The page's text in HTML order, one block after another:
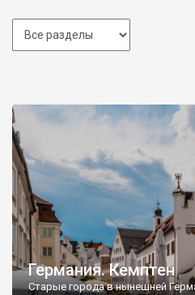
Германия. Кемптен
Старые города в нынешней